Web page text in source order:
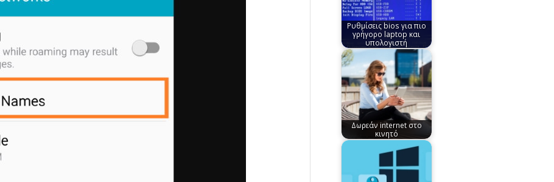
Ρυθμίσεις bios για πιο
γρήγορο laptop και
υπολογιστή
Δωρεάν internet στο
κινητό